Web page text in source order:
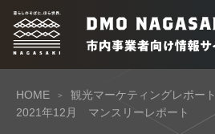
HOME
観光マーケティングレポート
2021年12月 マンスリーレポート